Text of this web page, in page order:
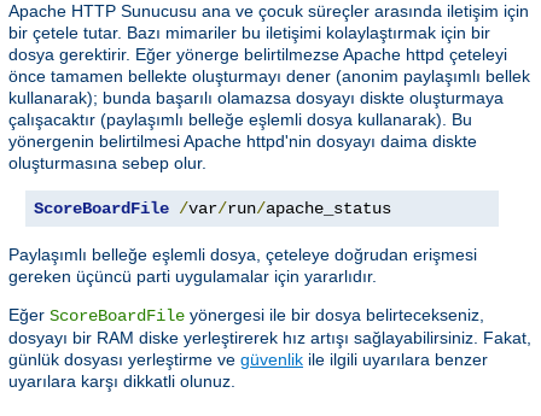
Apache HTTP Sunucusu ana ve çocuk süreçler arasında iletişim için
bir çetele tutar. Bazı mimariler bu iletişimi kolaylaştırmak için bir
dosya gerektirir. Eğer yönerge belirtilmezse Apache httpd çeteleyi
önce tamamen bellekte oluşturmayı dener (anonim paylaşımlı bellek
kullanarak); bunda başarılı olamazsa dosyayı diskte oluşturmaya
çalışacaktır (paylaşımlı belleğe eşlemli dosya kullanarak). Bu
yönergenin belirtilmesi Apache httpd'nin dosyayı daima diskte
oluşturmasına sebep olur.
ScoreBoardFile /var/run/apache_status
Paylaşımlı belleğe eşlemli dosya, çeteleye doğrudan erişmesi
gereken üçüncü parti uygulamalar için yararlıdır.
Eğer ScoreBoardFile yönergesi ile bir dosya belirtecekseniz,
dosyayı bir RAM diske yerleştirerek hız artışı sağlayabilirsiniz. Fakat,
günlük dosyası yerleştirme ve güvenlik ile ilgili uyarılara benzer
uyarılara karşı dikkatli olunuz.